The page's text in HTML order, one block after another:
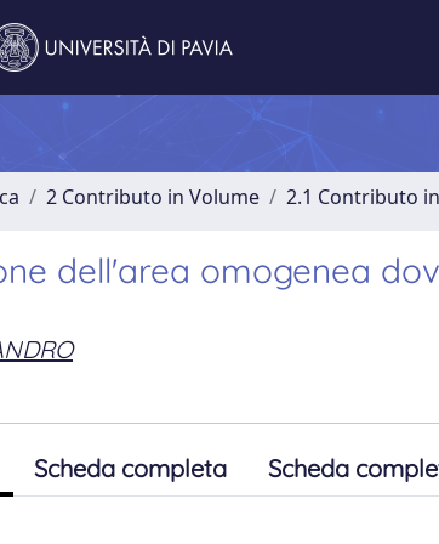
2 Contributo in Volume 2.1 Contributo
dell'area omogenea
Scheda completa Scheda